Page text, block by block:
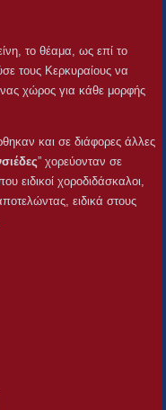
το θέαμα, ως επί το
τους Κερκυραίους να
χώρος για κάθε μορφής
και σε διάφορες άλλες
” χορεύονταν σε
ειδικοί χοροδιδάσκαλοι,
ειδικά στους